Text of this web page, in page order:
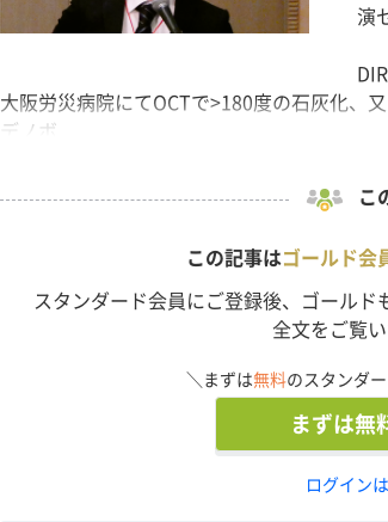
演
大阪労災病院にてOCTで>180度の石灰化、
デノボ...
こ
この記事はゴールド会
スタンダード会員にご登録後、ゴール
全文をご覧い
＼まずは無料のスタンダ
まずは無
ログイン